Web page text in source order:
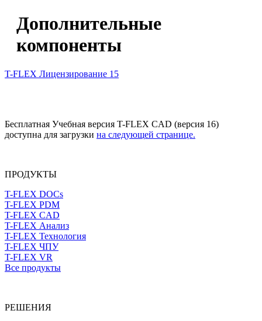
Дополнительные
компоненты
T-FLEX Лицензирование 15
Бесплатная Учебная версия T-FLEX CAD (версия 16)
доступна для загрузки на следующей странице.
ПРОДУКТЫ
T-FLEX DOCs
T-FLEX PDM
T-FLEX CAD
T-FLEX Анализ
T-FLEX Технология
T-FLEX ЧПУ
T-FLEX VR
Все продукты
РЕШЕНИЯ